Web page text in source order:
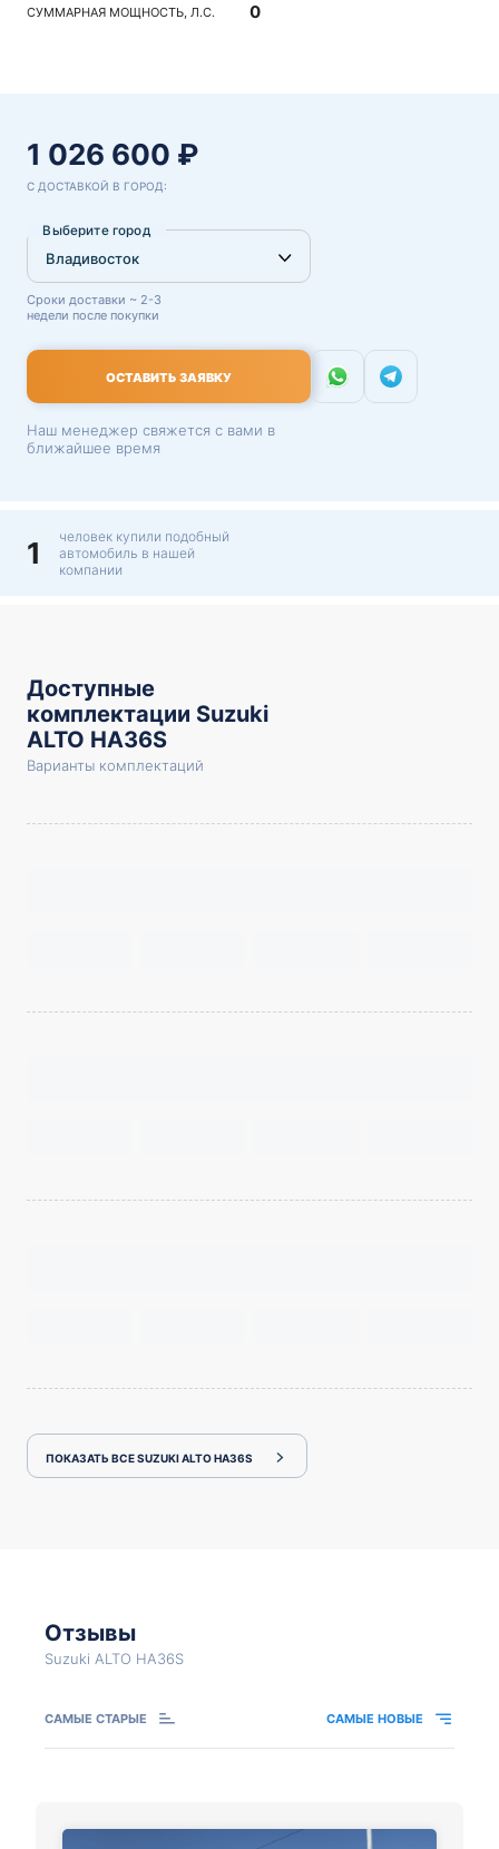
СУММАРНАЯ МОЩНОСТЬ, Л.С. 0
1 026 600 ₽
С ДОСТАВКОЙ В ГОРОД:
Выберите город
Сроки доставки ~ 2-3
недели после покупки
ОСТАВИТЬ ЗАЯВКУ
Наш менеджер свяжется с вами в
ближайшее время
1
человек купили подобный
автомобиль в нашей
компании
Доступные
комплектации Suzuki
ALTO HA36S
Варианты комплектаций
ПОКАЗАТЬ ВСЕ SUZUKI ALTO HA36S
Отзывы
Suzuki ALTO HA36S
САМЫЕ СТАРЫЕ САМЫЕ НОВЫЕ